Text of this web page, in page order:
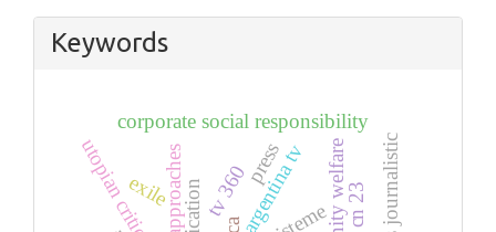
Keywords
utopian criticism
corporate social responsibility
argentina tv
tv 360 cn 23
press
exile